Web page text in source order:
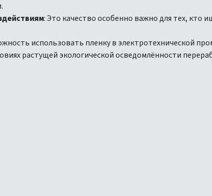
: Это качество особенно важно для тех,
использовать пленку в электротехнической
растущей экологической осведомлённости